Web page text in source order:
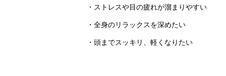
・ストレスや目の疲れが溜まりやすい
・全身のリラックスを深めたい
・頭までスッキリ、軽くなりたい